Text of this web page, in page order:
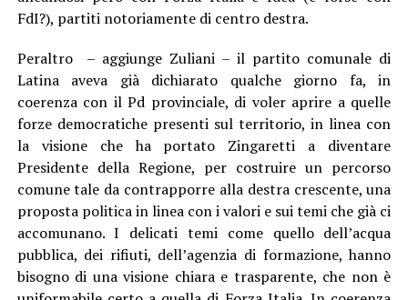
FdI?), partiti notoriamente di centro destra.
Peraltro – aggiunge Zuliani – il partito comunale di
Latina aveva già dichiarato qualche giorno fa, in
coerenza con il Pd provinciale, di voler aprire a quelle
forze democratiche presenti sul territorio, in linea con
la visione che ha portato Zingaretti a diventare
Presidente della Regione, per costruire un percorso
comune tale da contrapporre alla destra crescente, una
proposta politica in linea con i valori e sui temi che già ci
accomunano. I delicati temi come quello dell’acqua
pubblica, dei rifiuti, dell’agenzia di formazione, hanno
bisogno di una visione chiara e trasparente, che non è